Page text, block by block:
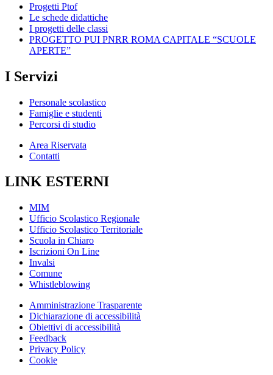
Progetti Ptof
Le schede didattiche
I progetti delle classi
PROGETTO PUI PNRR ROMA CAPITALE “SCUOLE
APERTE”
I Servizi
Personale scolastico
Famiglie e studenti
Percorsi di studio
Area Riservata
Contatti
LINK ESTERNI
MIM
Ufficio Scolastico Regionale
Ufficio Scolastico Territoriale
Scuola in Chiaro
Iscrizioni On Line
Invalsi
Comune
Whistleblowing
Amministrazione Trasparente
Dichiarazione di accessibilità
Obiettivi di accessibilità
Feedback
Privacy Policy
Cookie